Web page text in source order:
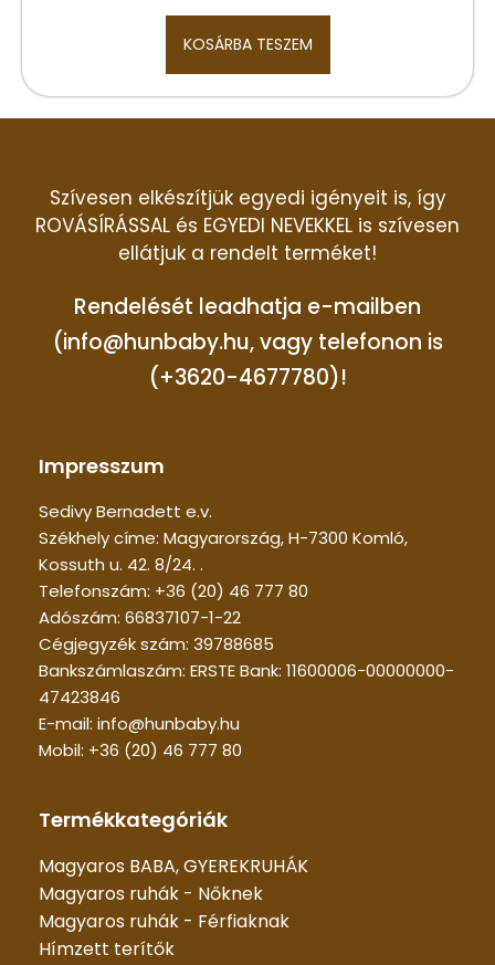
KOSÁRBA TESZEM
Szívesen elkészítjük egyedi igényeit is, így
ROVÁSÍRÁSSAL és EGYEDI NEVEKKEL is szívesen
ellátjuk a rendelt terméket!
Rendelését leadhatja e-mailben
(info@hunbaby.hu, vagy telefonon is
(+3620-4677780)!
Impresszum
Sedivy Bernadett e.v.
Székhely címe: Magyarország, H-7300 Komló,
Kossuth u. 42. 8/24. .
Telefonszám: +36 (20) 46 777 80
Adószám: 66837107-1-22
Cégjegyzék szám: 39788685
Bankszámlaszám: ERSTE Bank: 11600006-00000000-
47423846
E-mail: info@hunbaby.hu
Mobil: +36 (20) 46 777 80
Termékkategóriák
Magyaros BABA, GYEREKRUHÁK
Magyaros ruhák - Nőknek
Magyaros ruhák - Férfiaknak
Hímzett terítők